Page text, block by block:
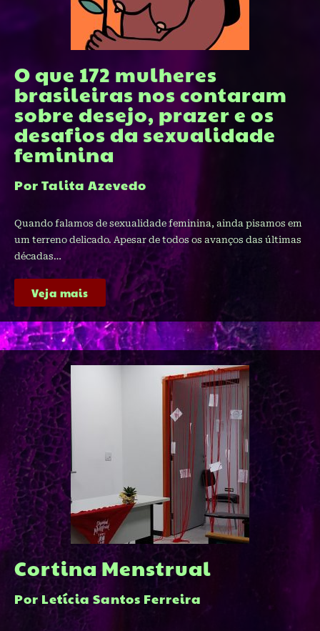
O que 172 mulheres
brasileiras nos contaram
sobre desejo, prazer e os
desafios da sexualidade
feminina
Por Talita Azevedo
Quando falamos de sexualidade feminina, ainda pisamos em
um terreno delicado. Apesar de todos os avanços das últimas
décadas…
Veja mais
Cortina Menstrual
Por Letícia Santos Ferreira